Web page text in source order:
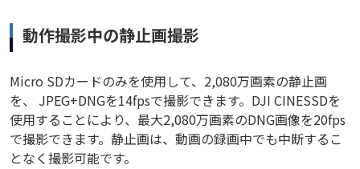
動作撮影中の静止画撮影
Micro SDカードのみを使用して、2,080万画素の静止画
を、 JPEG+DNGを14fpsで撮影できます。DJI CINESSDを
使用することにより、最大2,080万画素のDNG画像を20fps
で撮影できます。静止画は、動画の録画中でも中断するこ
となく撮影可能です。